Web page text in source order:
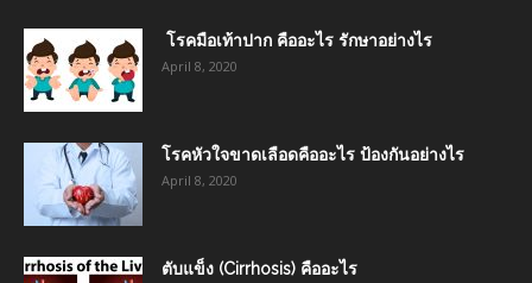
โรคมือเท้าปาก คืออะไร รักษาอย่างไร
April 8, 2020
โรคหัวใจขาดเลือดคืออะไร ป้องกันอย่างไร
April 8, 2020
ตับแข็ง (Cirrhosis) คืออะไร